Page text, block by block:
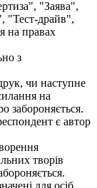
"Заява",
"Тест-драйв",
на правах
з
чи наступне
на
забороняється.
є автор
творів
для осіб